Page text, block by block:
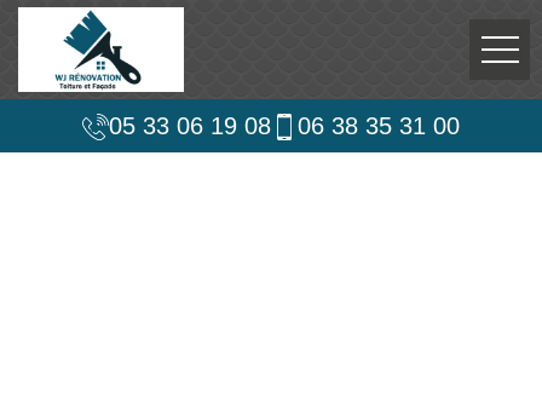
05 33 06 19 08 06 38 35 31 00